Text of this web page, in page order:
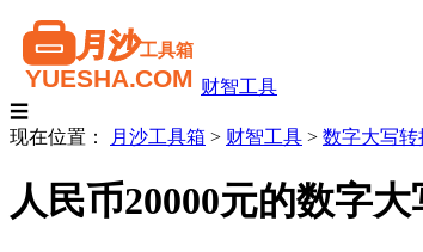
财智工具
☰
现在位置：
月沙工具箱 > 财智工具 > 数字大写转
人民币20000元的数字